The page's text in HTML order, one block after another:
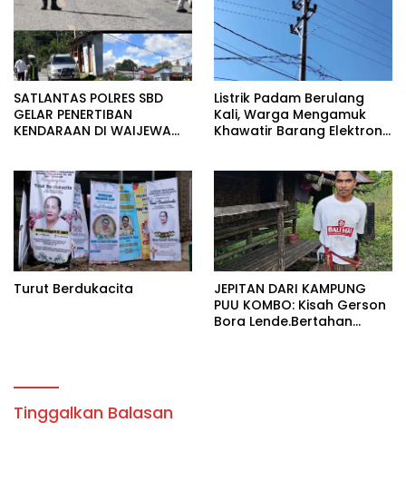
SATLANTAS POLRES SBD
GELAR PENERTIBAN
KENDARAAN DI WAIJEWA
Listrik Padam Berulang
Kali, Warga Mengamuk
Khawatir Barang Elektronik
Turut Berdukacita
JEPITAN DARI KAMPUNG
PUU KOMBO: Kisah Gerson
Bora Lende.Bertahan
Tinggalkan Balasan